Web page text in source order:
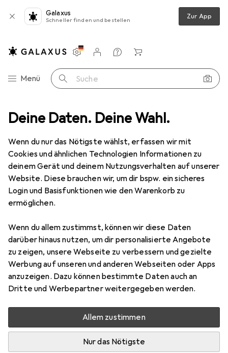
Deine Daten. Deine Wahl.
Wenn du nur das Nötigste wählst, erfassen wir mit
Cookies und ähnlichen Technologien Informationen zu
deinem Gerät und deinem Nutzungsverhalten auf unserer
Website. Diese brauchen wir, um dir bspw. ein sicheres
Login und Basisfunktionen wie den Warenkorb zu
ermöglichen.
Wenn du allem zustimmst, können wir diese Daten
darüber hinaus nutzen, um dir personalisierte Angebote
zu zeigen, unsere Webseite zu verbessern und gezielte
Werbung auf unseren und anderen Webseiten oder Apps
anzuzeigen. Dazu können bestimmte Daten auch an
Dritte und Werbepartner weitergegeben werden.
Allem zustimmen
Nur das Nötigste
Galaxus
Schneller finden und bestellen Zur App
Navigation nach Kategorien
Menü Suche
Einstellungen
Kundenkonto
Vergleichslisten
Merklisten
Warenkorb
Geräte Schutzfolie Dipos Blickschutzfolie 4-Way Privacy
5 Bilder
DiposBlickschutzfolie 4-Way Privacy
EUR
13,95
2
Bewertungen
Mehr als 10 Stück an Lager beim Drittanbieter
Lieferort angeben für genaue Lieferzeit